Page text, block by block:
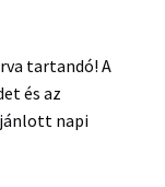
tartandó! A
és az
napi